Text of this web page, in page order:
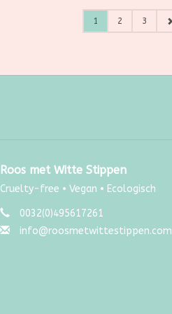
1 2 3
Roos met Witte Stippen
Cruelty-free • Vegan • Ecologisch
0032(0)495617261
info@roosmetwittestippen.com